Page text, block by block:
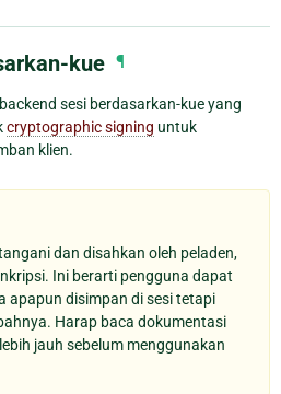
kue ¶
sesi berdasarkan-kue yang
cryptographic signing untuk
klien.
dan disahkan oleh peladen,
Ini berarti pengguna dapat
apapun disimpan di sesi tetapi
Harap baca dokumentasi
jauh sebelum menggunakan